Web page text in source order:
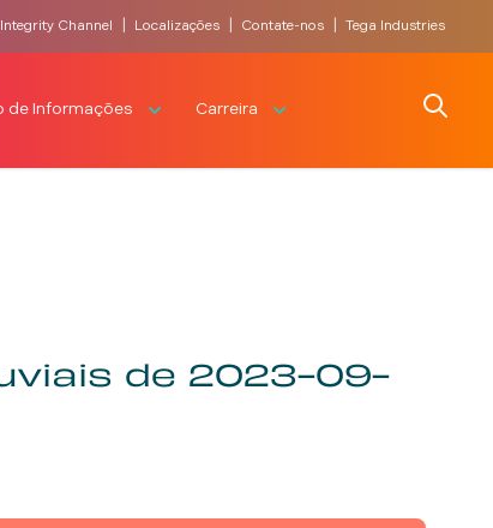
Channel Localizações Contate-nos Tega Industries
de Informações Carreira Search
de 2023-09-